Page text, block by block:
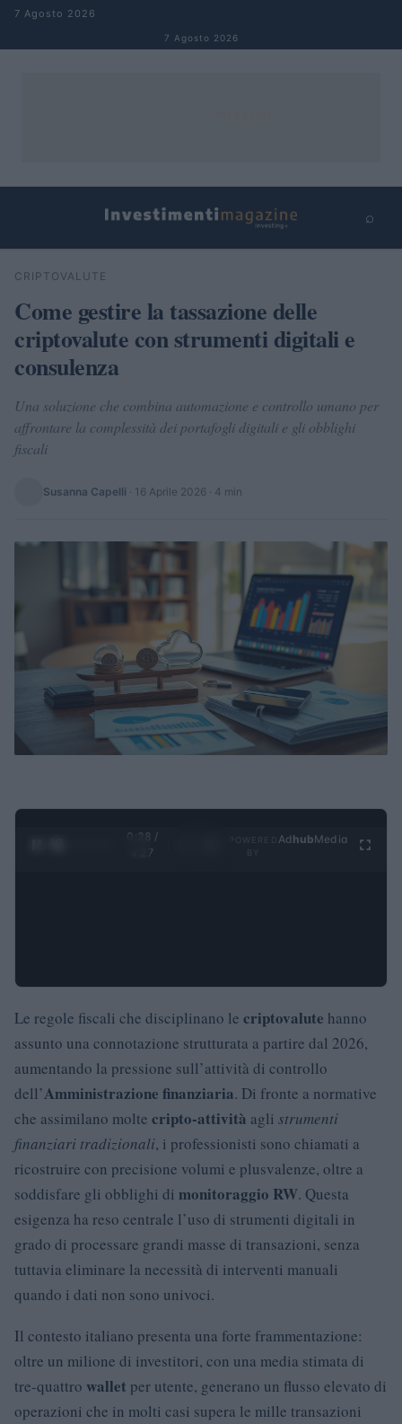
Salta al contenuto
7 Agosto 2026
7 Agosto 2026
⌕
Cerca
CRIPTOVALUTE
Come gestire la tassazione delle
criptovalute con strumenti digitali e
consulenza
Una soluzione che combina automazione e controllo umano per
affrontare la complessità dei portafogli digitali e gli obblighi
fiscali
Susanna Capelli · 16 Aprile 2026 · 4 min
0:29 /
4:27
Ad hubMedia
Le regole fiscali che disciplinano le criptovalute hanno
assunto una connotazione strutturata a partire dal 2026,
aumentando la pressione sull’attività di controllo
dell’Amministrazione finanziaria. Di fronte a normative
che assimilano molte cripto-attività agli strumenti
finanziari tradizionali, i professionisti sono chiamati a
ricostruire con precisione volumi e plusvalenze, oltre a
soddisfare gli obblighi di monitoraggio RW. Questa
esigenza ha reso centrale l’uso di strumenti digitali in
grado di processare grandi masse di transazioni, senza
tuttavia eliminare la necessità di interventi manuali
quando i dati non sono univoci.
Il contesto italiano presenta una forte frammentazione:
oltre un milione di investitori, con una media stimata di
tre-quattro wallet per utente, generano un flusso elevato di
operazioni che in molti casi supera le mille transazioni